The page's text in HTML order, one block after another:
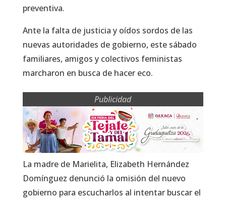
preventiva.
Ante la falta de justicia y oídos sordos de las
nuevas autoridades de gobierno, este sábado
familiares, amigos y colectivos feministas
marcharon en busca de hacer eco.
Publicidad
La madre de Marielita, Elizabeth Hernández
Domínguez denunció la omisión del nuevo
gobierno para escucharlos al intentar buscar el